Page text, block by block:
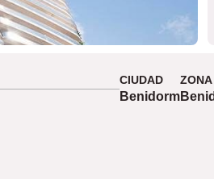
CIUDAD
Benidorm
ZONA